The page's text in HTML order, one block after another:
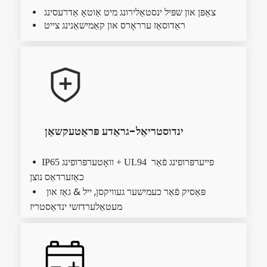
 צאַפּן און שפּיל ינסטאַלירונג מיט אַוטאָ אַדרעסינג
 ראַדוסאַז ערראָרס און קאַמישאַנינג צייט
ינדוסטריאַל-גראַדע פּראַטעקשאַן
 IP65 וואָטערפּרופינג + UL94 פייערפּרופינג פֿאַר
כאַזערדאַס נוצן

מעטאַלערדזשי ינדאַסטריז